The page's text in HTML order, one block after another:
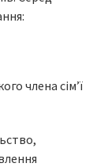
члена сім’ї